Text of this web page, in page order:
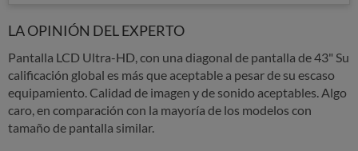
LA OPINIÓN DEL EXPERTO
Pantalla LCD Ultra-HD, con una diagonal de pantalla de 43" Su
calificación global es más que aceptable a pesar de su escaso
equipamiento. Calidad de imagen y de sonido aceptables. Algo
caro, en comparación con la mayoría de los modelos con
tamaño de pantalla similar.